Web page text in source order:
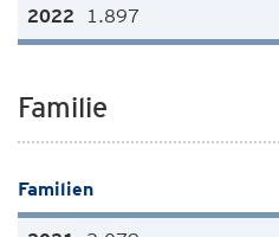
1.897
Familie
Familien